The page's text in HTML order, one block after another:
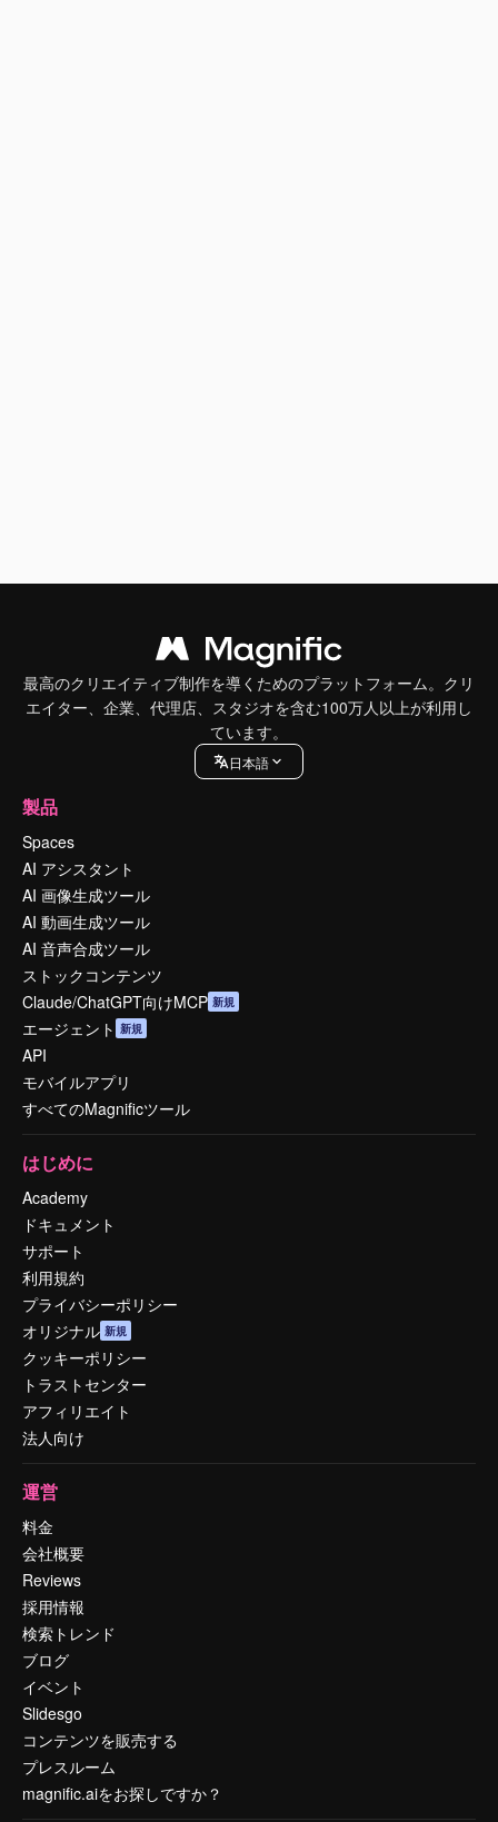
最高のクリエイティブ制作を導くためのプラットフォーム。クリ
エイター、企業、代理店、スタジオを含む100万人以上が利用し
ています。
日本語
製品
Spaces
AI アシスタント
AI 画像生成ツール
AI 動画生成ツール
AI 音声合成ツール
ストックコンテンツ
Claude/ChatGPT向けMCP 新規
エージェント 新規
API
モバイルアプリ
すべてのMagnificツール
はじめに
Academy
ドキュメント
サポート
利用規約
プライバシーポリシー
オリジナル 新規
クッキーポリシー
トラストセンター
アフィリエイト
法人向け
運営
料金
会社概要
Reviews
採用情報
検索トレンド
ブログ
イベント
Slidesgo
コンテンツを販売する
プレスルーム
magnific.aiをお探しですか？